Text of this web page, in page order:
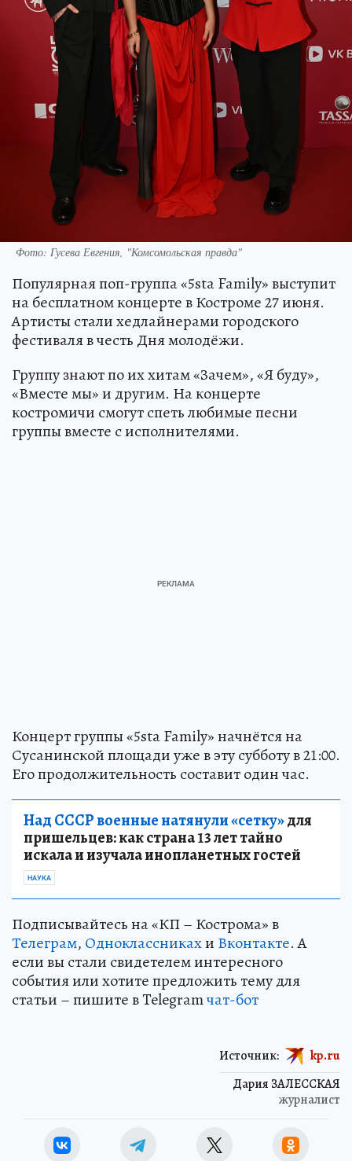
Фото: Гусева Евгения, "Комсомольская правда"
Популярная поп-группа «5sta Family» выступит
на бесплатном концерте в Костроме 27 июня.
Артисты стали хедлайнерами городского
фестиваля в честь Дня молодёжи.
Группу знают по их хитам «Зачем», «Я буду»,
«Вместе мы» и другим. На концерте
костромичи смогут спеть любимые песни
группы вместе с исполнителями.
Концерт группы «5sta Family» начнётся на
Сусанинской площади уже в эту субботу в 21:00.
Его продолжительность составит один час.
Над СССР военные натянули «сетку»для
пришельцев: как страна 13 лет тайно
искала и изучала инопланетных гостей
НАУКА
Подписывайтесь на «КП – Кострома» в
Телеграм, Одноклассникахи Вконтакте. А
если вы стали свидетелем интересного
события или хотите предложить тему для
статьи – пишите в Telegramчат-бот
Дария ЗАЛЕССКАЯ
журналист
Источник: kp.ru